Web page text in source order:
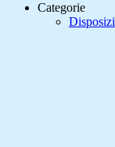
Categorie